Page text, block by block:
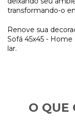
transformando-o
Renove sua
Sofá 45x45 -
lar.
O QUE